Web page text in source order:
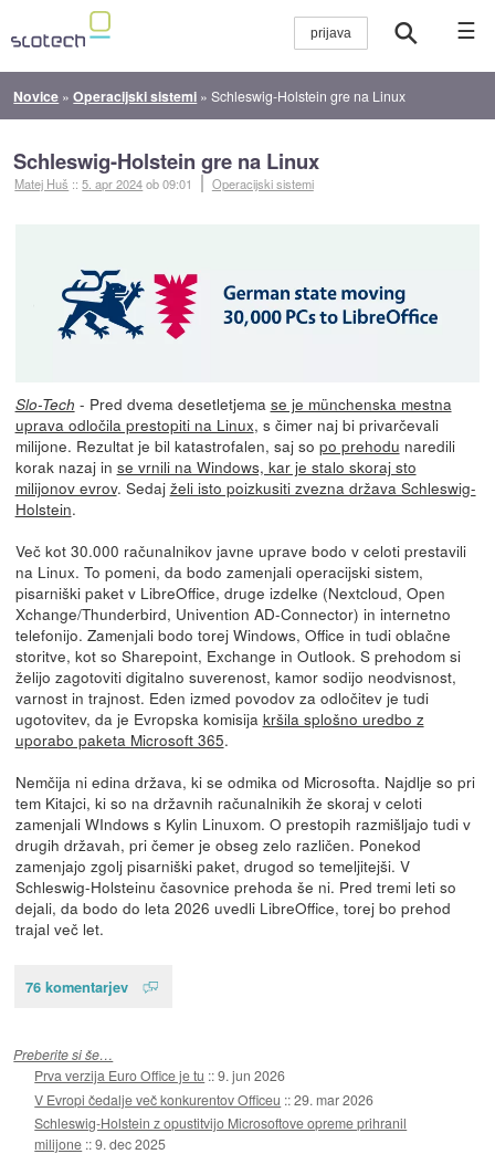
☰
Novice »Operacijski sistemi »Schleswig-Holstein gre na Linux
Schleswig-Holstein gre na Linux
Matej Huš ::5. apr 2024ob 09:01 Operacijski sistemi
Slo-Tech - Pred dvema desetletjema se je münchenska mestna
uprava odločila prestopiti na Linux, s čimer naj bi privarčevali
milijone. Rezultat je bil katastrofalen, saj so po prehodu naredili
korak nazaj in se vrnili na Windows, kar je stalo skoraj sto
milijonov evrov. Sedaj želi isto poizkusiti zvezna država Schleswig-
Holstein.
Več kot 30.000 računalnikov javne uprave bodo v celoti prestavili
na Linux. To pomeni, da bodo zamenjali operacijski sistem,
pisarniški paket v LibreOffice, druge izdelke (Nextcloud, Open
Xchange/Thunderbird, Univention AD-Connector) in internetno
telefonijo. Zamenjali bodo torej Windows, Office in tudi oblačne
storitve, kot so Sharepoint, Exchange in Outlook. S prehodom si
želijo zagotoviti digitalno suverenost, kamor sodijo neodvisnost,
varnost in trajnost. Eden izmed povodov za odločitev je tudi
ugotovitev, da je Evropska komisija kršila splošno uredbo z
uporabo paketa Microsoft 365.
Nemčija ni edina država, ki se odmika od Microsofta. Najdlje so pri
tem Kitajci, ki so na državnih računalnikih že skoraj v celoti
zamenjali WIndows s Kylin Linuxom. O prestopih razmišljajo tudi v
drugih državah, pri čemer je obseg zelo različen. Ponekod
zamenjajo zgolj pisarniški paket, drugod so temeljitejši. V
Schleswig-Holsteinu časovnice prehoda še ni. Pred tremi leti so
dejali, da bodo do leta 2026 uvedli LibreOffice, torej bo prehod
trajal več let.
76 komentarjev
Preberite si še…
Prva verzija Euro Office je tu ::9. jun 2026
V Evropi čedalje več konkurentov Officeu ::29. mar 2026
Schleswig-Holstein z opustitvijo Microsoftove opreme prihranil
milijone ::9. dec 2025